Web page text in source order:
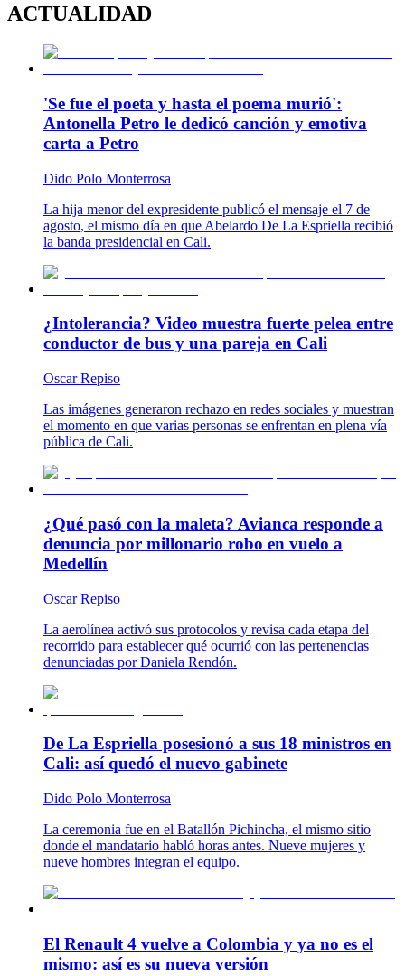
ACTUALIDAD
'Se fue el poeta y hasta el poema murió':
Antonella Petro le dedicó canción y emotiva
carta a Petro
Dido Polo Monterrosa
La hija menor del expresidente publicó el mensaje el 7 de
agosto, el mismo día en que Abelardo De La Espriella recibió
la banda presidencial en Cali.
¿Intolerancia? Video muestra fuerte pelea entre
conductor de bus y una pareja en Cali
Oscar Repiso
Las imágenes generaron rechazo en redes sociales y muestran
el momento en que varias personas se enfrentan en plena vía
pública de Cali.
¿Qué pasó con la maleta? Avianca responde a
denuncia por millonario robo en vuelo a
Medellín
Oscar Repiso
La aerolínea activó sus protocolos y revisa cada etapa del
recorrido para establecer qué ocurrió con las pertenencias
denunciadas por Daniela Rendón.
De La Espriella posesionó a sus 18 ministros en
Cali: así quedó el nuevo gabinete
Dido Polo Monterrosa
La ceremonia fue en el Batallón Pichincha, el mismo sitio
donde el mandatario habló horas antes. Nueve mujeres y
nueve hombres integran el equipo.
El Renault 4 vuelve a Colombia y ya no es el
mismo: así es su nueva versión